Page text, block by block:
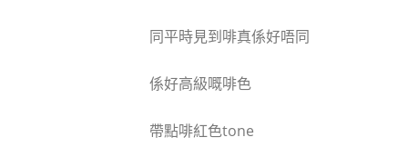
同平時見到啡真係好唔同
係好高級嘅啡色
帶點啡紅色tone